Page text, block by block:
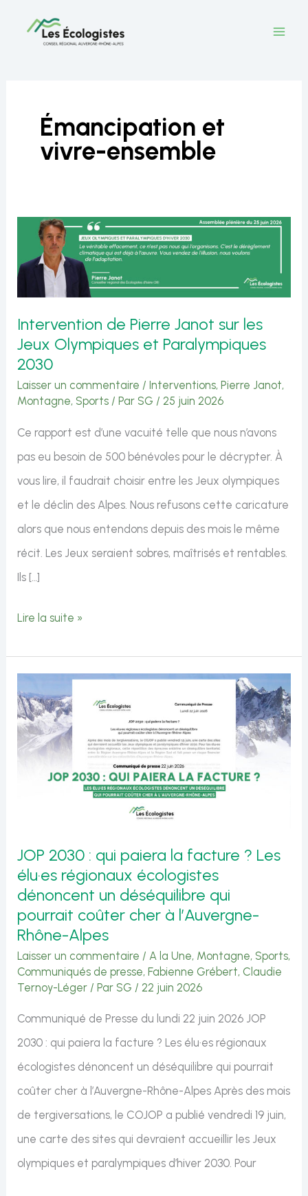
Émancipation et
vivre-ensemble
Intervention de Pierre Janot sur les
Jeux Olympiques et Paralympiques
2030
Laisser un commentaire /Interventions,Pierre Janot,
Montagne, Sports / Par SG /25 juin 2026
Ce rapport est d’une vacuité telle que nous n’avons
pas eu besoin de 500 bénévoles pour le décrypter. À
vous lire, il faudrait choisir entre les Jeux olympiques
et le déclin des Alpes. Nous refusons cette caricature
alors que nous entendons depuis des mois le même
récit. Les Jeux seraient sobres, maîtrisés et rentables.
Ils […]
Intervention
Janot
sur
les
Olympiques
2030
Lire la suite »
JOP 2030 : qui paiera la facture ? Les
élu·es régionaux écologistes
dénoncent un déséquilibre qui
pourrait coûter cher à l’Auvergne-
Rhône-Alpes
Laisser un commentaire / A la Une, Montagne, Sports,
Communiqués de presse,Fabienne Grébert, Claudie
Ternoy-Léger / Par SG / 22 juin 2026
Communiqué de Presse du lundi 22 juin 2026 JOP
2030 : qui paiera la facture ? Les élu·es régionaux
écologistes dénoncent un déséquilibre qui pourrait
coûter cher à l’Auvergne-Rhône-Alpes Après des mois
de tergiversations, le COJOP a publié vendredi 19 juin,
une carte des sites qui devraient accueillir les Jeux
olympiques et paralympiques d’hiver 2030. Pour